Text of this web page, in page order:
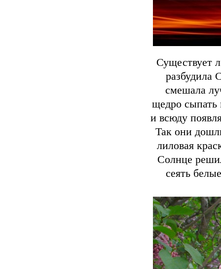
Существует
разбудила
смешала
щедро сыпать
и всюду
Так они
лиловая
Солнце
сеять